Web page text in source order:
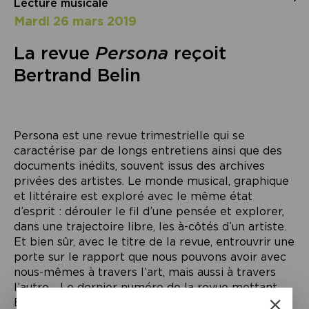
Lecture musicale
mardi 26 mars 2019
La revue Persona reçoit
Bertrand Belin
Persona est une revue trimestrielle qui se
caractérise par de longs entretiens ainsi que des
documents inédits, souvent issus des archives
privées des artistes. Le monde musical, graphique
et littéraire est exploré avec le même état
d’esprit : dérouler le fil d’une pensée et explorer,
dans une trajectoire libre, les à-côtés d’un artiste.
Et bien sûr, avec le titre de la revue, entrouvrir une
porte sur le rapport que nous pouvons avoir avec
nous-mêmes à travers l’art, mais aussi à travers
l’autre… Le dernier numéro de la revue mettant
Bertrand Belin à l’honneur, cette soirée sera une